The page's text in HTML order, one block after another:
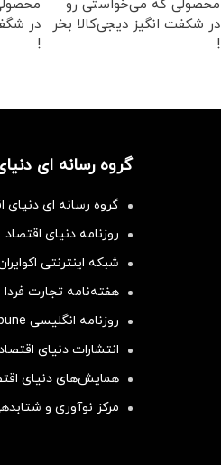
محصولی که می‌خواستی رو
در شکفت انگیز دیجی‌کالا بخر
!
در
!
گروه رسانه ای
گروه رسانه ای دنیای
روزنامه دنیای اقتصاد
شبکه اینترنتی
هفته‌نامه تجارت فردا
روزنامه انگلیسی Financial Tribune
انتشارات دنیای
همایش‌های دنیای
مرکز نوآوری و